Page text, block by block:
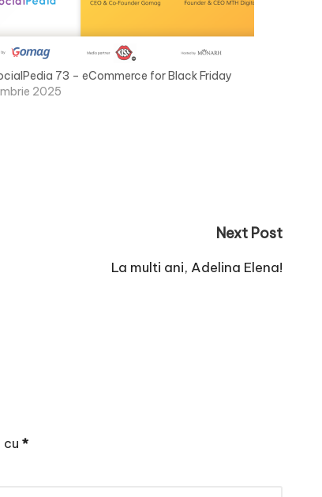
73 – eCommerce for Black Friday
2025
Next Post
La multi ani, Adelina Elena!
cu *